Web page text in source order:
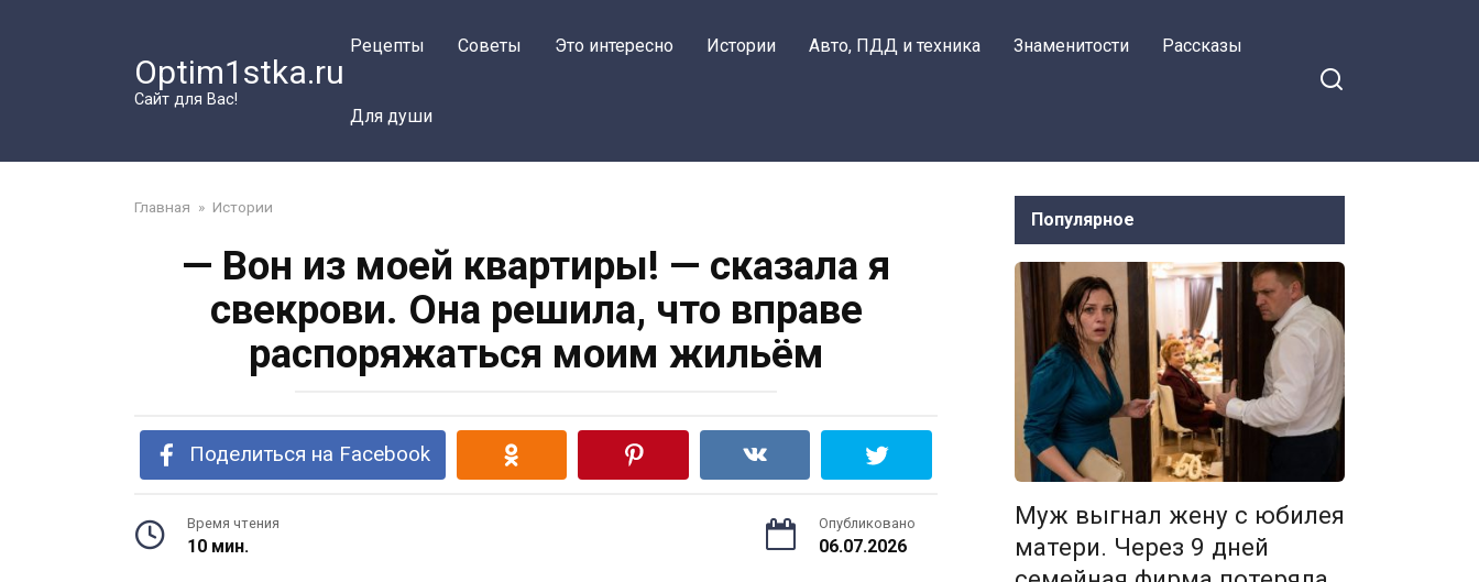
Optim1stka.ru
Сайт для Вас!
Рецепты Советы Это интересно Истории Авто, ПДД и техника Знаменитости Рассказы
Для души
Главная » Истории
— Вон из моей квартиры! — сказала я
свекрови. Она решила, что вправе
распоряжаться моим жильём
Поделиться на Facebook
Время чтения
10 мин.
Опубликовано
06.07.2026
Популярное
Муж выгнал жену с юбилея
матери. Через 9 дней